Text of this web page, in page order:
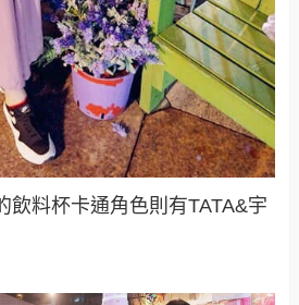
料杯卡通角色則有TATA&宇